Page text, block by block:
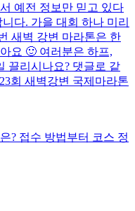
예전 정보만 믿고 있다
다. 가을 대회 하나 미리
새벽 강변 마라톤은 한
요 🙂 여러분은 하프,
끌리시나요? 댓글로 같
회 새벽강변 국제마라톤